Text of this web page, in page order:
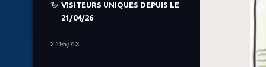
VISITEURS UNIQUES DEPUIS LE
21/04/26
2,195,013